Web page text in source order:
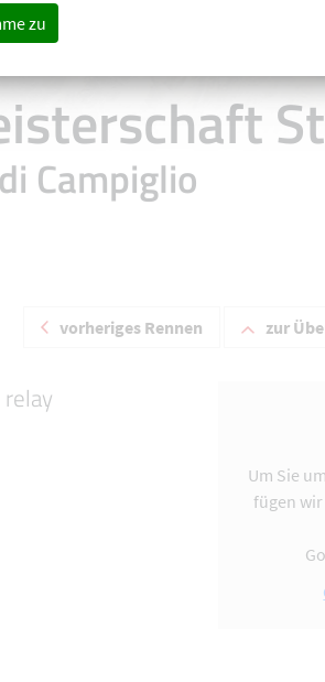
Campiglio
vorheriges Rennen zur
Um Sie
fügen
zu